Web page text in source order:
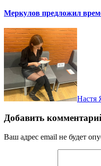
Меркулов предложил
Настя
Добавить
Ваш адрес email не будет